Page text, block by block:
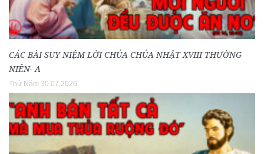
CÁC BÀI SUY NIỆM LỜI CHÚA CHÚA NHẬT XVIII THƯỜNG
NIÊN- A
Thứ Năm 30.07.2026